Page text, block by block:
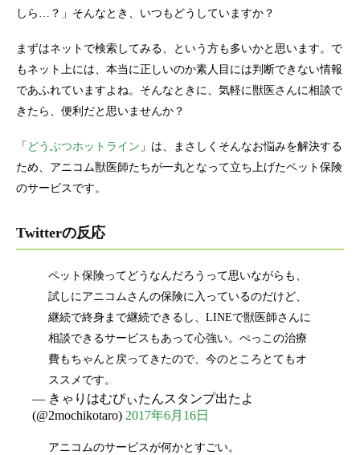
しら…？」そんなとき、いつもどうしていますか？
まずはネットで検索してみる、という方も多いかと思います。で
もネット上には、本当に正しいのか素人目には判断できない情報
であふれていますよね。そんなときに、気軽に獣医さんに相談で
きたら、便利だと思いませんか？
「 どうぶつホットライン 」は、まさしくそんなお悩みを解決する
ため、アニコム獣医師たちが一丸となって立ち上げたペット保険
のサービスです。
Twitterの反応
ペット保険ってどうなんだろうって思いながらも、
試しにアニコムさんの保険に入っているのだけど、
継続で終身まで継続できるし、LINEで獣医師さんに
相談できるサービスもあって心強い。ぺっこの治療
費もちゃんと戻ってきたので、今のところとてもオ
ススメです。
— きゃりはむぴぃたんスタンプ出たよ
(@2mochikotaro) 2017年6月16日
アニコムのサービスが何かとすごい。